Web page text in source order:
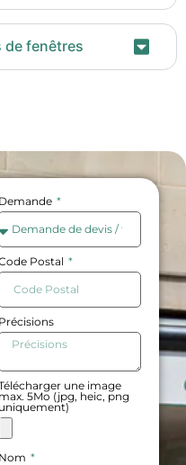
de fenêtres
Demande
Postal
Précisions
une image
max. 5Mo (jpg, heic, png
uniquement)
Nom